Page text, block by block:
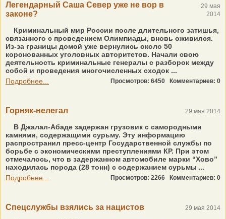
Легендарный Саша Север уже не вор в
законе?
29 мая
2014
Криминальный мир России после длительного затишья,
связанного с проведением Олимпиады, вновь оживился.
Из-за границы домой уже вернулись около 50
коронованных уголовных авторитетов. Начали свою
деятельность криминальные генералы с разборок между
собой и проведения многочисленных сходок ...
Подробнее...
Просмотров: 6450 Комментариев: 0
Горняк-нелегал 29 мая 2014
В Джалал-Абаде задержан грузовик с самородными
камнями, содержащими сурьму. Эту информацию
распространил пресс-центр Государственной службы по
борьбе с экономическими преступлениями КР. При этом
отмечалось, что в задержанном автомобиле марки “Хово”
находилась порода (28 тонн) с содержанием сурьмы ...
Подробнее...
Просмотров: 2266 Комментариев: 0
Спецслужбы взялись за нацистов 29 мая 2014